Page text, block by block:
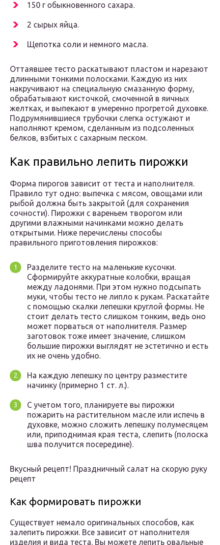
150 г обыкновенного сахара.
2 сырых яйца.
Щепотка соли и немного масла.
Оттаявшее тесто раскатывают пластом и нарезают
длинными тонкими полосками. Каждую из них
накручивают на специальную смазанную форму,
обрабатывают кисточкой, смоченной в яичных
желтках, и выпекают в умеренно прогретой духовке.
Подрумянившиеся трубочки слегка остужают и
наполняют кремом, сделанным из подсоленных
белков, взбитых с сахарным песком.
Как правильно лепить пирожки
Форма пирогов зависит от теста и наполнителя.
Правило тут одно: выпечка с мясом, овощами или
рыбой должна быть закрытой (для сохранения
сочности). Пирожки с вареньем творогом или
другими влажными начинками можно делать
открытыми. Ниже перечислены способы
правильного приготовления пирожков:
Разделите тесто на маленькие кусочки.
Сформируйте аккуратные колобки, вращая
между ладонями. При этом нужно подсыпать
муки, чтобы тесто не липло к рукам. Раскатайте
с помощью скалки лепешки круглой формы. Не
стоит делать тесто слишком тонким, ведь оно
может порваться от наполнителя. Размер
заготовок тоже имеет значение, слишком
большие пирожки выглядят не эстетично и есть
их не очень удобно.
На каждую лепешку по центру разместите
начинку (примерно 1 ст. л.).
С учетом того, планируете вы пирожки
пожарить на растительном масле или испечь в
духовке, можно сложить лепешку полумесяцем
или, приподнимая края теста, слепить (полоска
шва получится посередине).
Вкусный рецепт! Праздничный салат на скорую руку
рецепт
Как формировать пирожки
Существует немало оригинальных способов, как
залепить пирожки. Все зависит от наполнителя
изделия и вида теста. Вы можете лепить овальные